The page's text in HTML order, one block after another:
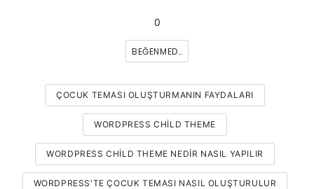
BEĞENMEDIM
0
ÇOCUK TEMASI OLUŞTURMANIN FAYDALARI
WORDPRESS CHILD THEME
WORDPRESS CHILD THEME NEDIR NASIL YAPILIR
WORDPRESS'TE ÇOCUK TEMASI NASIL OLUŞTURULUR